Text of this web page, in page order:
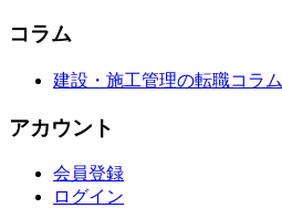
コラム
建設・施工管理の転職コラム
アカウント
会員登録
ログイン